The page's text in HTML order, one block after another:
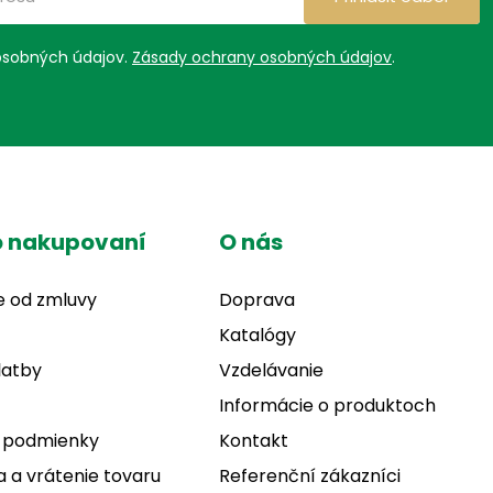
údajov. Zásady ochrany osobných údajov.
nakupovaní
od zmluvy
a vrátenie tovaru
O nás
Doprava
Katalógy
Vzdelávanie
Informácie o produktoch
Kontakt
Referenční zákazníci